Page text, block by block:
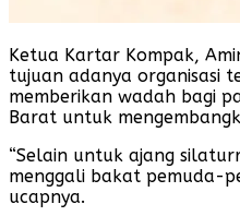
Ketua Kartar Kompak,
tujuan adanya organisasi
memberikan wadah bagi
Barat untuk
“Selain untuk ajang
menggali bakat pemuda-
ucapnya.